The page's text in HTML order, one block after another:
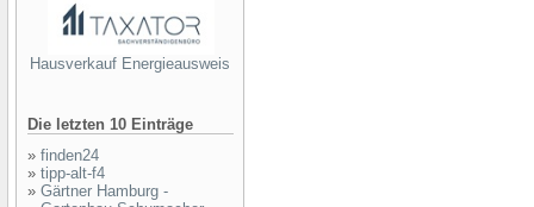
Hausverkauf Energieausweis
Die letzten 10 Einträge
» finden24
» tipp-alt-f4
» Gärtner Hamburg -